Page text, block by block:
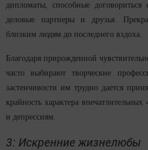
дипломаты, способные
деловые партнеры и друзья.
близким людям до последнего вздоха.
Благодаря прирожденной
часто выбирают творческие
застенчивости им трудно дается
крайность характера
и депрессиям.
3: Искренние жизнелюбы